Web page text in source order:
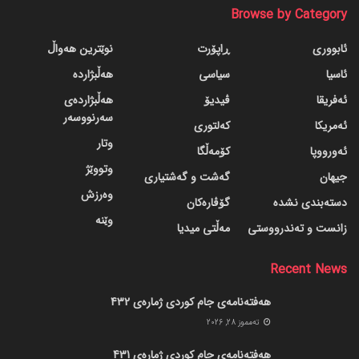
Browse by Category
ئابووری
ئاسیا
ئەفریقا
ئەمریکا
ئەورووپا
جیهان
دسته‌بندی نشده
زانست و تەندرووستی
ڕاپۆرت
سیاسی
ڤیدیۆ
کەلتوری
کۆمەڵگا
گه‌شت و گه‌شتیاری
گۆڤاره‌کان
مەڵتی میدیا
نوێترین هەواڵ
هەڵبژاردە
هەڵبژاردەی
سەرنووسەر
وتار
وتووێژ
وەرزش
وێنە
Recent News
هەفتەنامەی جام کوردی ژمارەی 432
ته‌مموز 28, 2026
هەفتەنامەی جام کوردی ژمارەی 431